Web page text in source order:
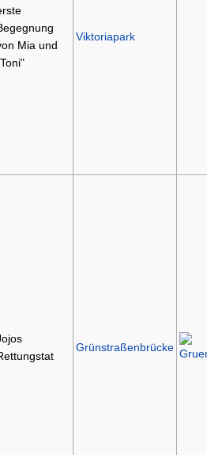
Mia und
Viktoriapark
Grünstraßenbrücke